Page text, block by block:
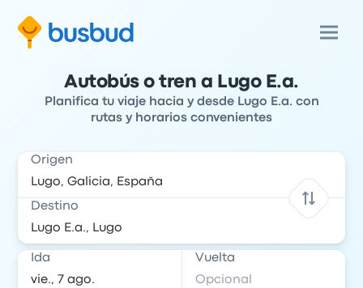
Autobús o tren a Lugo E.a.
Planifica tu viaje hacia y desde Lugo E.a. con
rutas y horarios convenientes
Origen
Destino
Ida Vuelta